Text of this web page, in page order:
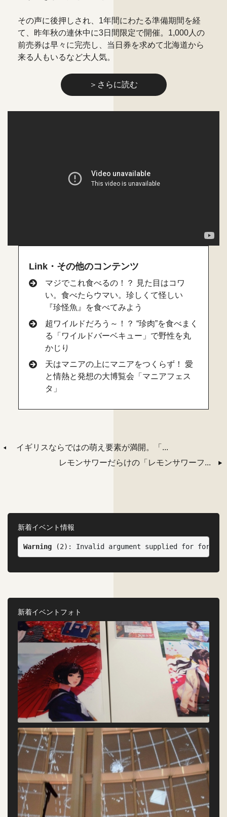
その声に後押しされ、1年間にわたる準備期間を経
て、昨年秋の連休中に3日間限定で開催。1,000人の
前売券は早々に完売し、当日券を求めて北海道から
来る人もいるなど大人気。
＞さらに読む
Link・その他のコンテンツ
マジでこれ食べるの！？ 見た目はコワ
い。食べたらウマい。珍しくて怪しい
『珍怪魚』を食べてみよう
超ワイルドだろう～！？ “珍肉”を食べまく
る「ワイルドバーベキュー」で野性を丸
かじり
天はマニアの上にマニアをつくらず！ 愛
と情熱と発想の大博覧会「マニアフェス
タ」
イギリスならではの萌え要素が満開。「...
レモンサワーだらけの「レモンサワーフ...
新着イベント情報
Warning (2) : Invalid argument supplied for
新着イベントフォト